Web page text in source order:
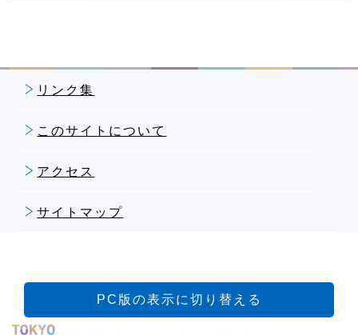
リンク集
このサイトについて
アクセス
サイトマップ
PC版の表示に切り替える